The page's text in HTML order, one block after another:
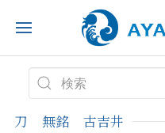
刀 無銘 古吉井